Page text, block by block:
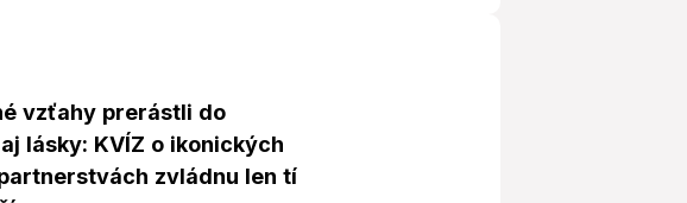
vzťahy prerástli do
lásky: KVÍZ o ikonických
zvládnu len tí